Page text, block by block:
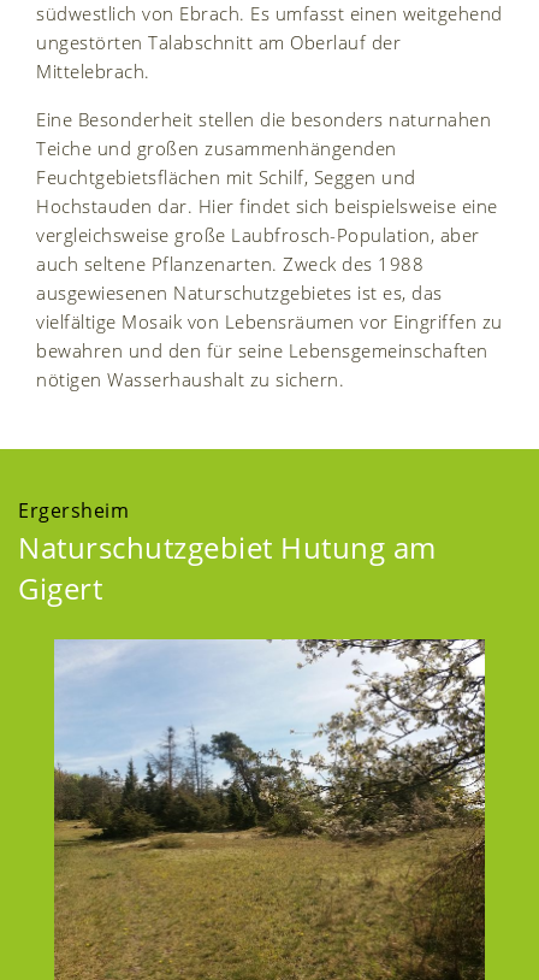
südwestlich von Ebrach. Es umfasst einen weitgehend
ungestörten Talabschnitt am Oberlauf der
Mittelebrach.
Eine Besonderheit stellen die besonders naturnahen
Teiche und großen zusammenhängenden
Feuchtgebietsflächen mit Schilf, Seggen und
Hochstauden dar. Hier findet sich beispielsweise eine
vergleichsweise große Laubfrosch-Population, aber
auch seltene Pflanzenarten. Zweck des 1988
ausgewiesenen Naturschutzgebietes ist es, das
vielfältige Mosaik von Lebensräumen vor Eingriffen zu
bewahren und den für seine Lebensgemeinschaften
nötigen Wasserhaushalt zu sichern.
Ergersheim
Naturschutzgebiet Hutung am
Gigert